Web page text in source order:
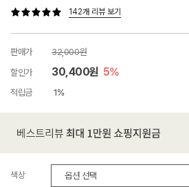
142개 리뷰 보기
판매가
32,000원
할인가
30,400원 5%
적립금 1%
색상